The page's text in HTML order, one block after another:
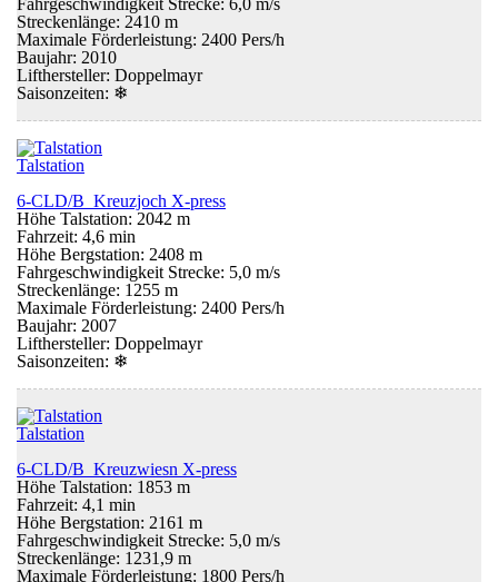
Fahrgeschwindigkeit Strecke: 6,0 m/s
Streckenlänge: 2410 m
Maximale Förderleistung: 2400 Pers/h
Baujahr: 2010
Lifthersteller: Doppelmayr
Saisonzeiten: ❄
Talstation
6-CLD/B Kreuzjoch X-press
Höhe Talstation: 2042 m
Fahrzeit: 4,6 min
Höhe Bergstation: 2408 m
Fahrgeschwindigkeit Strecke: 5,0 m/s
Streckenlänge: 1255 m
Maximale Förderleistung: 2400 Pers/h
Baujahr: 2007
Lifthersteller: Doppelmayr
Saisonzeiten: ❄
Talstation
6-CLD/B Kreuzwiesn X-press
Höhe Talstation: 1853 m
Fahrzeit: 4,1 min
Höhe Bergstation: 2161 m
Fahrgeschwindigkeit Strecke: 5,0 m/s
Streckenlänge: 1231,9 m
Maximale Förderleistung: 1800 Pers/h